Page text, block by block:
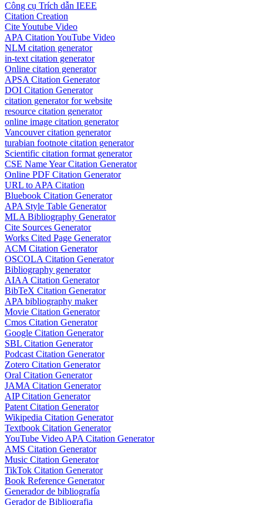
Công cụ Trích dẫn IEEE
Citation Creation
Cite Youtube Video
APA Citation YouTube Video
NLM citation generator
in-text citation generator
Online citation generator
APSA Citation Generator
DOI Citation Generator
citation generator for website
resource citation generator
online image citation generator
Vancouver citation generator
turabian footnote citation generator
Scientific citation format generator
CSE Name Year Citation Generator
Online PDF Citation Generator
URL to APA Citation
Bluebook Citation Generator
APA Style Table Generator
MLA Bibliography Generator
Cite Sources Generator
Works Cited Page Generator
ACM Citation Generator
OSCOLA Citation Generator
Bibliography generator
AIAA Citation Generator
BibTeX Citation Generator
APA bibliography maker
Movie Citation Generator
Cmos Citation Generator
Google Citation Generator
SBL Citation Generator
Podcast Citation Generator
Zotero Citation Generator
Oral Citation Generator
JAMA Citation Generator
AIP Citation Generator
Patent Citation Generator
Wikipedia Citation Generator
Textbook Citation Generator
YouTube Video APA Citation Generator
AMS Citation Generator
Music Citation Generator
TikTok Citation Generator
Book Reference Generator
Generador de bibliografía
Gerador de Bibliografia